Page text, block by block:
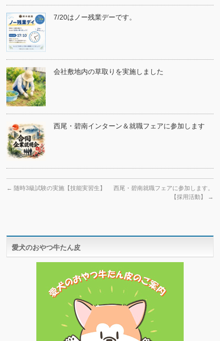
7/20はノー残業デーです。
会社敷地内の草取りを実施しました
西尾・碧南インターン＆就職フェアに参加します
← 随時3級試験の実施【技能実習生】
西尾・碧南就職フェアに参加します。
【採用活動】
→
愛犬のおやつ牛たん皮